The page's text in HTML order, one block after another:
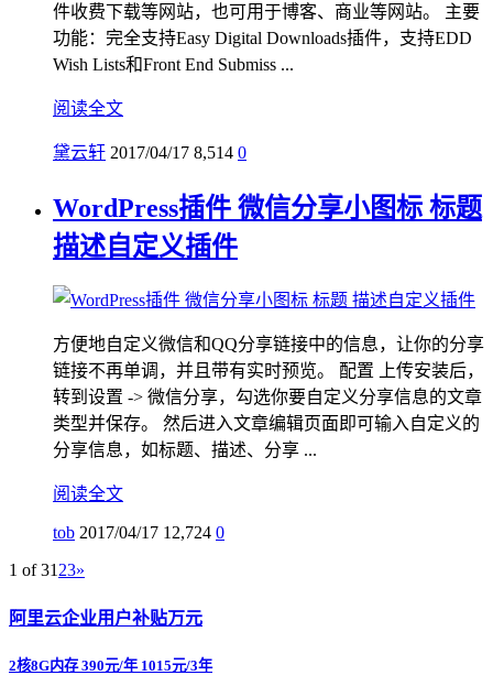
件收费下载等网站，也可用于博客、商业等网站。 主要
功能：完全支持Easy Digital Downloads插件，支持EDD
Wish Lists和Front End Submiss ...
阅读全文
黛云轩 2017/04/17 8,514 0
WordPress插件 微信分享小图标 标题
描述自定义插件
方便地自定义微信和QQ分享链接中的信息，让你的分享
链接不再单调，并且带有实时预览。 配置 上传安装后，
转到设置 -> 微信分享，勾选你要自定义分享信息的文章
类型并保存。 然后进入文章编辑页面即可输入自定义的
分享信息，如标题、描述、分享 ...
阅读全文
tob 2017/04/17 12,724 0
1 of 31 23»
阿里云企业用户补贴万元
2核8G内存 390元/年 1015元/3年